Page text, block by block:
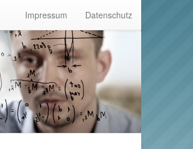
Impressum Datenschutz